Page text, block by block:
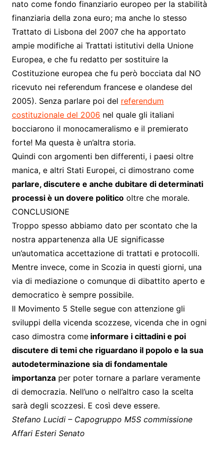
nato come fondo finanziario europeo per la stabilità
finanziaria della zona euro; ma anche lo stesso
Trattato di Lisbona del 2007 che ha apportato
ampie modifiche ai Trattati istitutivi della Unione
Europea, e che fu redatto per sostituire la
Costituzione europea che fu però bocciata dal NO
ricevuto nei referendum francese e olandese del
2005). Senza parlare poi del referendum
costituzionale del 2006 nel quale gli italiani
bocciarono il monocameralismo e il premierato
forte! Ma questa è un’altra storia.
Quindi con argomenti ben differenti, i paesi oltre
manica, e altri Stati Europei, ci dimostrano come
parlare, discutere e anche dubitare di determinati
processi è un dovere politicooltre che morale.
CONCLUSIONE
Troppo spesso abbiamo dato per scontato che la
nostra appartenenza alla UE significasse
un’automatica accettazione di trattati e protocolli.
Mentre invece, come in Scozia in questi giorni, una
via di mediazione o comunque di dibattito aperto e
democratico è sempre possibile.
Il Movimento 5 Stelle segue con attenzione gli
sviluppi della vicenda scozzese, vicenda che in ogni
caso dimostra comeinformare i cittadini e poi
discutere di temi che riguardano il popolo e la sua
autodeterminazione sia di fondamentale
importanzaper poter tornare a parlare veramente
di democrazia. Nell’uno o nell’altro caso la scelta
sarà degli scozzesi. E così deve essere.
Stefano Lucidi – Capogruppo M5S commissione
Affari Esteri Senato